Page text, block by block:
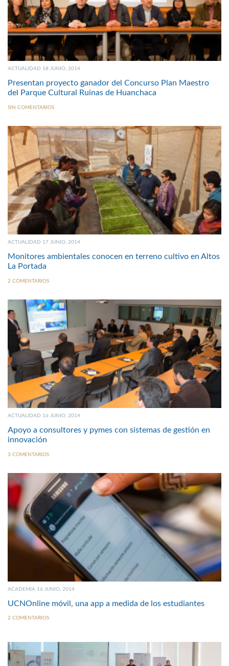
ACTUALIDAD 18 JUNIO, 2014
Presentan proyecto ganador del Concurso Plan Maestro
del Parque Cultural Ruinas de Huanchaca
SIN COMENTARIOS
ACTUALIDAD 17 JUNIO, 2014
Monitores ambientales conocen en terreno cultivo en Altos
La Portada
2 COMENTARIOS
ACTUALIDAD 16 JUNIO, 2014
Apoyo a consultores y pymes con sistemas de gestión en
innovación
3 COMENTARIOS
ACADEMIA 16 JUNIO, 2014
UCNOnline móvil, una app a medida de los estudiantes
2 COMENTARIOS